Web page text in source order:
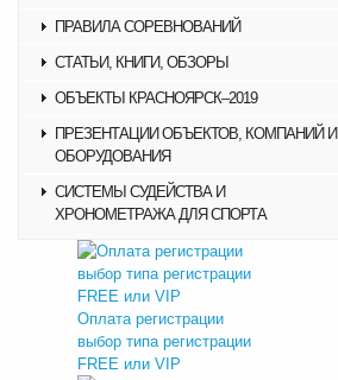
ПРАВИЛА СОРЕВНОВАНИЙ
СТАТЬИ, КНИГИ, ОБЗОРЫ
ОБЪЕКТЫ КРАСНОЯРСК–2019
ПРЕЗЕНТАЦИИ ОБЪЕКТОВ, КОМПАНИЙ И
ОБОРУДОВАНИЯ
СИСТЕМЫ СУДЕЙСТВА И
ХРОНОМЕТРАЖА ДЛЯ СПОРТА
Оплата регистрации
выбор типа регистрации
FREE или VIP